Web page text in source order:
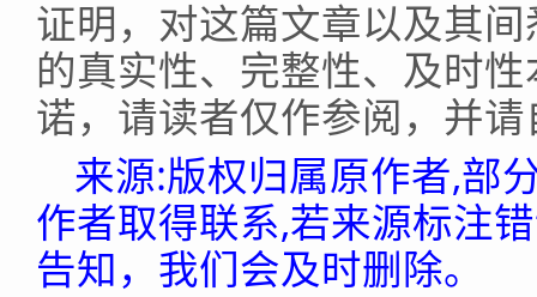
证明，对这篇文章以及其
的真实性、完整性、及时
诺，请读者仅作参阅，并
来源:版权归属原作者,部
作者取得联系,若来源标注
告知，我们会及时删除。